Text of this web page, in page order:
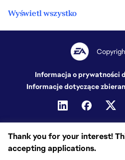
Thank you for your interest!
accepting applications.
Wyświetl wszystko
Informacja o prywatności
Informacje dotyczące